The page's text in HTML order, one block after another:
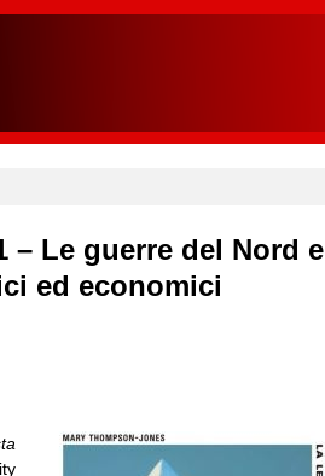
– Le guerre del Nord e
ed economici